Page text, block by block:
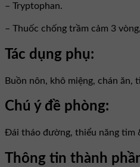
– Tryptophan.
– Thuốc chống trầm cảm 3
Tác dụng phụ:
Buồn nôn, khô miệng, chán ăn,
Chú ý đề phòng:
Ðái tháo đường, thiểu năng tim
Thông tin thành